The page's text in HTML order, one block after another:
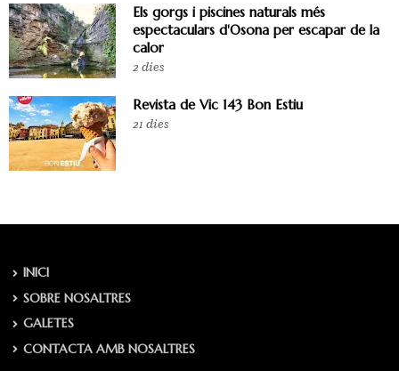
Els gorgs i piscines naturals més
espectaculars d'Osona per escapar de la
calor
2 dies
Revista de Vic 143 Bon Estiu
21 dies
INICI
SOBRE NOSALTRES
GALETES
CONTACTA AMB NOSALTRES